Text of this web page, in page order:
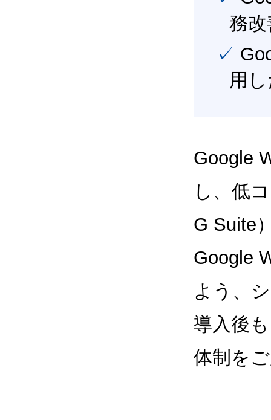
務
✓ Google Workspace（旧G Suite） を最大限に活
用
Google
し、低
G Suite
Google
よう、
導入後
体制を